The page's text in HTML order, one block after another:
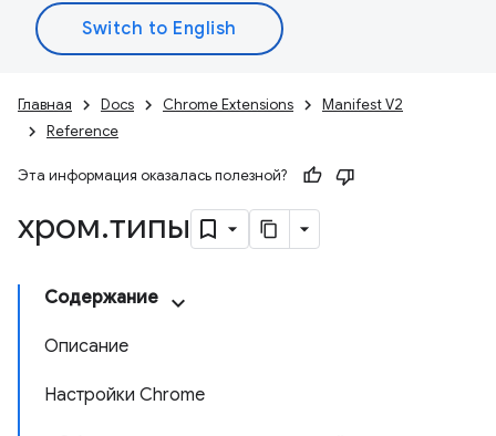
Главная Docs Chrome Extensions
Manifest V2
Reference
Эта информация оказалась полезной?
хром.типы
Содержание
Описание
Настройки Chrome